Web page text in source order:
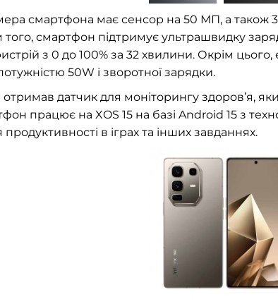
смартфона має сенсор на 50 МП, а також
того, смартфон підтримує ультрашвидку
з 0 до 100% за 32 хвилини. Окрім
50W і зворотної зарядки.
датчик для моніторингу здоров’я,
працює на XOS 15 на базі Android 15 з
в іграх та інших завданнях.